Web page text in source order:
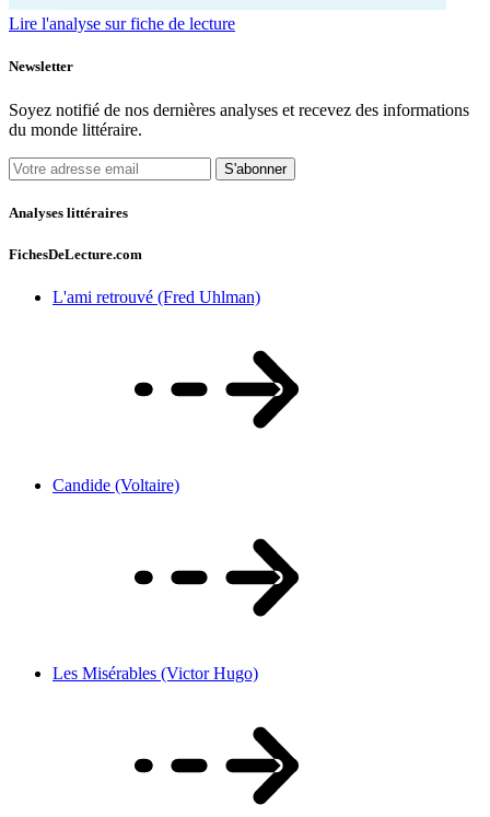
Lire l'analyse sur fiche de lecture
Newsletter
Soyez notifié de nos dernières analyses et recevez des informations
du monde littéraire.
S'abonner
Analyses littéraires
FichesDeLecture.com
L'ami retrouvé (Fred Uhlman)
Candide (Voltaire)
Les Misérables (Victor Hugo)